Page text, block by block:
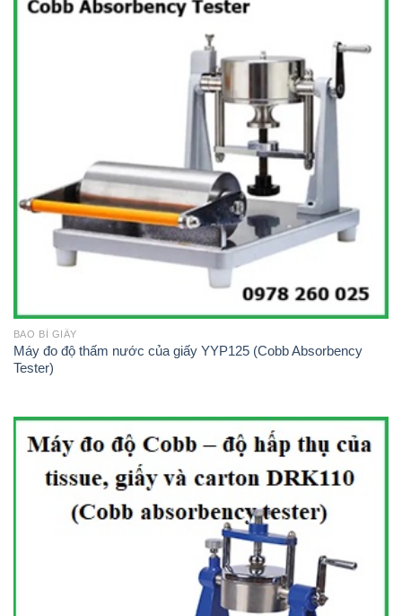
BAO BÌ GIẤY
Máy đo độ thấm nước của giấy YYP125 (Cobb Absorbency
Tester)